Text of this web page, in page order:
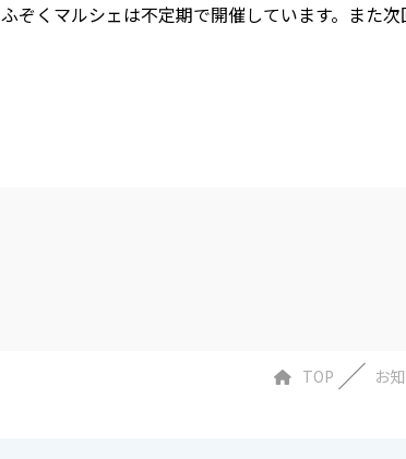
ふぞくマルシェは不定期で開催しています。また
TOP お